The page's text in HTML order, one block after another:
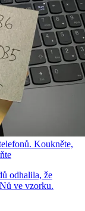
Koukněte,
odhalila, že
ve vzorku.